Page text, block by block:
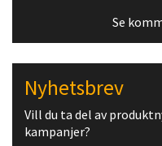
Se
Nyhetsbrev
Vill du ta del av
kampanjer?